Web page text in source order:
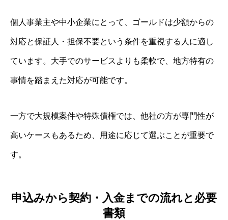
個人事業主や中小企業にとって、ゴールドは少額からの
対応と保証人・担保不要という条件を重視する人に適し
ています。大手でのサービスよりも柔軟で、地方特有の
事情を踏まえた対応が可能です。
一方で大規模案件や特殊債権では、他社の方が専門性が
高いケースもあるため、用途に応じて選ぶことが重要で
す。
申込みから契約・入金までの流れと必要
書類